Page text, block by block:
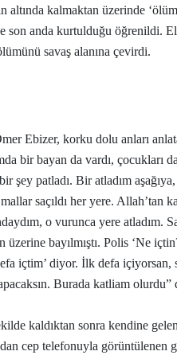
altında kalmaktan üzerinde
son anda kurtulduğu öğrenildi.
savaş alanına çevirdi.
Ebizer, korku dolu anları
bir bayan da vardı, çocukları
şey patladı. Bir atladım
saçıldı her yere. Allah’tan
o vurunca yere atladım.
bayılmıştı. Polis ‘Ne
içtim’ diyor. İlk defa içiyorsan,
Burada katliam olurdu”
kaldıktan sonra kendine
cep telefonuyla görüntülenen